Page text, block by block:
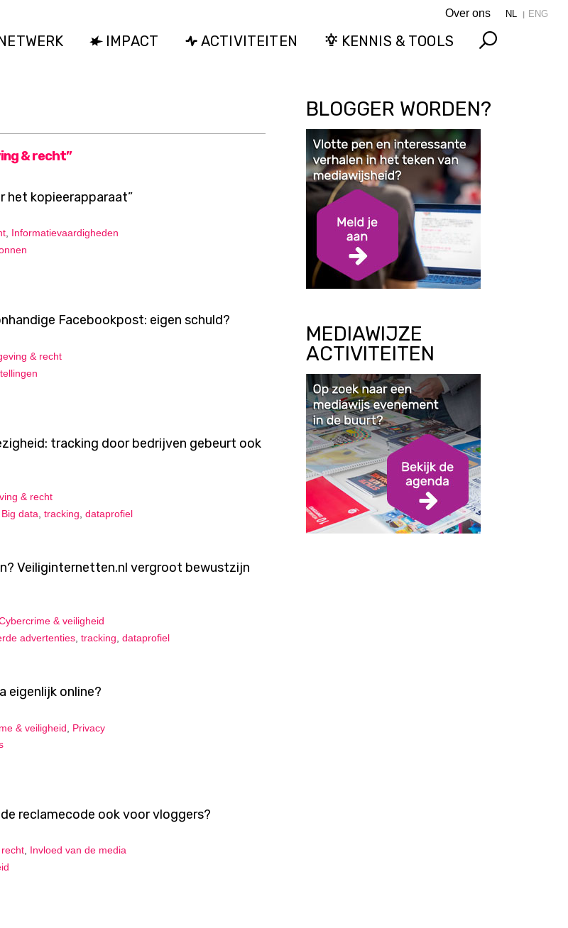
Over ons NL ENG
IMPACT ACTIVITEITEN KENNIS & TOOLS
& recht”
het kopieerapparaat”
, Informatievaardigheden
Facebookpost: eigen schuld?
& recht
tracking door bedrijven gebeurt ook
& recht
Big data tracking dataprofiel
Veiliginternetten.nl vergroot bewustzijn
& veiligheid
advertenties, tracking, dataprofiel
eigenlijk online?
& veiligheid
Privacy
reclamecode ook voor vloggers?
Invloed van de media
BLOGGER WORDEN?
MEDIAWIJZE
ACTIVITEITEN